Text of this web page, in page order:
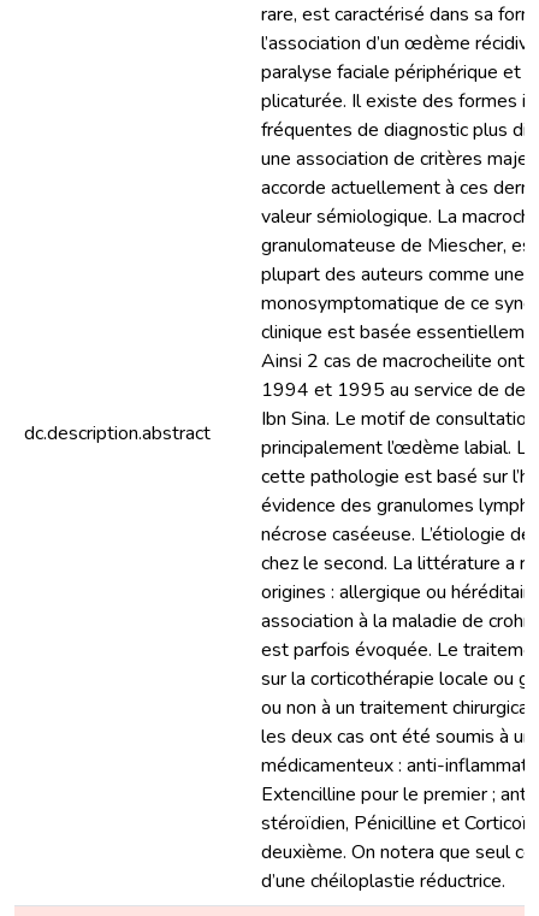
dc.description.abstract
rare, est caractérisé dans sa
l’association d’un œdème
paralyse faciale périphérique et
plicaturée. Il existe des formes
fréquentes de diagnostic plus
une association de critères
accorde actuellement à ces
valeur sémiologique. La
granulomateuse de Miescher,
plupart des auteurs comme une
monosymptomatique de ce
clinique est basée
Ainsi 2 cas de macrocheilite ont
1994 et 1995 au service de
Ibn Sina. Le motif de
principalement l’œdème labial.
cette pathologie est basé sur
évidence des granulomes
nécrose caséeuse. L’étiologie
chez le second. La littérature a
origines : allergique ou
association à la maladie de
est parfois évoquée. Le
sur la corticothérapie locale ou
ou non à un traitement
les deux cas ont été soumis à
médicamenteux : anti-
Extencilline pour le premier ;
stéroïdien, Pénicilline et
deuxième. On notera que seul
d’une chéiloplastie réductrice.